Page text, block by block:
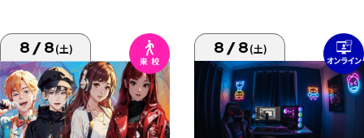
8/8(土) 8/8(土)